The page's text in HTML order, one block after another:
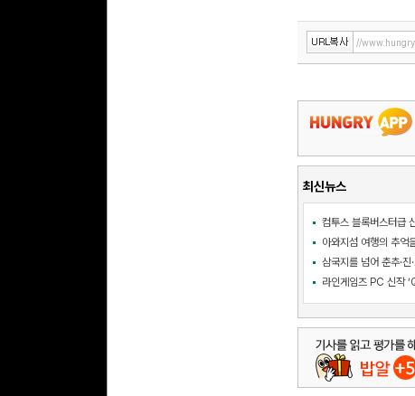
//
최신뉴스
삼국지를 넘어 춘추·진